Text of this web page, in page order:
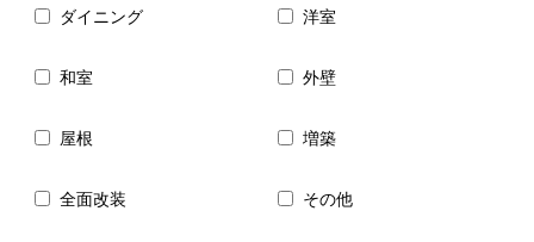
ダイニング 洋室
和室 外壁
屋根 増築
全面改装 その他